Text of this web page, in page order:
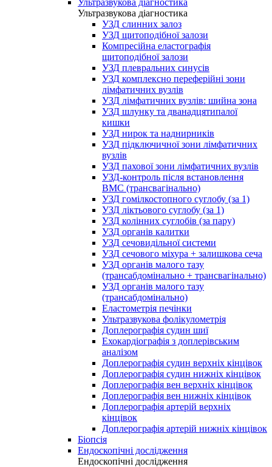
Ультразвукова діагностика
Ультразвукова діагностика
УЗД слинних залоз
УЗД щитоподібної залози
Компресійна еластографія
щитоподібної залози
УЗД плевральних синусів
УЗД комплексно переферійні зони
лімфатичних вузлів
УЗД лімфатичних вузлів: шийна зона
УЗД шлунку та дванадцятипалої
кишки
УЗД нирок та наднирників
УЗД підключичної зони лімфатичних
вузлів
УЗД пахової зони лімфатичних вузлів
УЗД-контроль після встановлення
ВМС (трансвагінально)
УЗД гомілкостопного суглобу (за 1)
УЗД ліктьового суглобу (за 1)
УЗД колінних суглобів (за пару)
УЗД органів калитки
УЗД сечовидільної системи
УЗД сечового міхура + залишкова сеча
УЗД органів малого тазу
(трансабдомінально + трансвагінально)
УЗД органів малого тазу
(трансабдомінально)
Еластометрія печінки
Ультразвукова фолікулометрія
Доплерографія судин шиї
Ехокардіографія з доплерівським
аналізом
Доплерографія судин верхніх кінцівок
Доплерографія судин нижніх кінцівок
Доплерографія вен верхніх кінцівок
Доплерографія вен нижніх кінцівок
Доплерографія артерій верхніх
кінцівок
Доплерографія артерій нижніх кінцівок
Біопсія
Ендоскопічні дослідження
Ендоскопічні дослідження